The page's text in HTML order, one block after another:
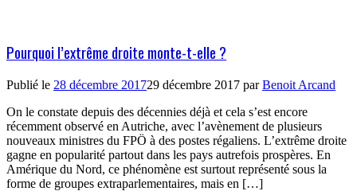
Pourquoi l’extrême droite monte-t-elle ?
Publié le 28 décembre 201729 décembre 2017 parBenoit Arcand
On le constate depuis des décennies déjà et cela s’est encore
récemment observé en Autriche, avec l’avènement de plusieurs
nouveaux ministres du FPÖ à des postes régaliens. L’extrême droite
gagne en popularité partout dans les pays autrefois prospères. En
Amérique du Nord, ce phénomène est surtout représenté sous la
forme de groupes extraparlementaires, mais en […]